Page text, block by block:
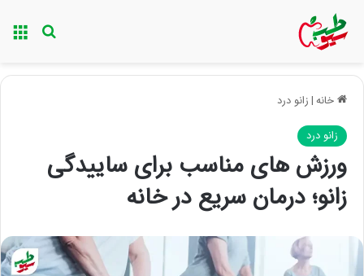
خانه|زانو درد
زانو درد
ورزش های مناسب برای ساییدگی
زانو؛ درمان سریع در خانه